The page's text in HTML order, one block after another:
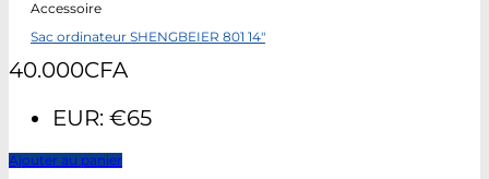
Accessoire
Sac ordinateur SHENGBEIER 801 14″
40.000CFA
EUR: €65
Ajouter au panier